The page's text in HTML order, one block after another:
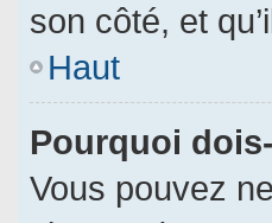
son côté, et
Haut
Pourquoi
Vous pouvez